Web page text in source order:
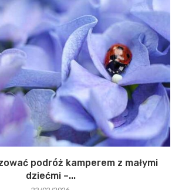
podróż kamperem z małymi
dziećmi –...